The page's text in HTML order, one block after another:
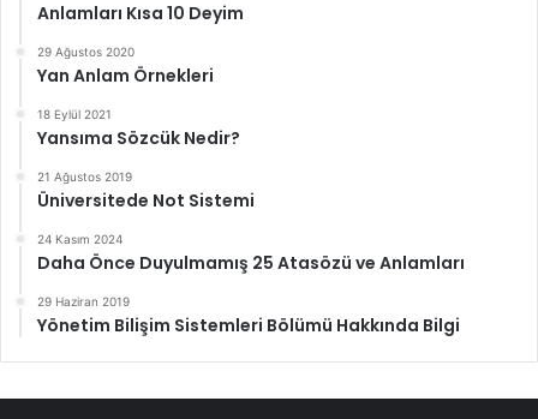
Anlamları Kısa 10 Deyim
29 Ağustos 2020
Yan Anlam Örnekleri
18 Eylül 2021
Yansıma Sözcük Nedir?
21 Ağustos 2019
Üniversitede Not Sistemi
24 Kasım 2024
Daha Önce Duyulmamış 25 Atasözü ve Anlamları
29 Haziran 2019
Yönetim Bilişim Sistemleri Bölümü Hakkında Bilgi